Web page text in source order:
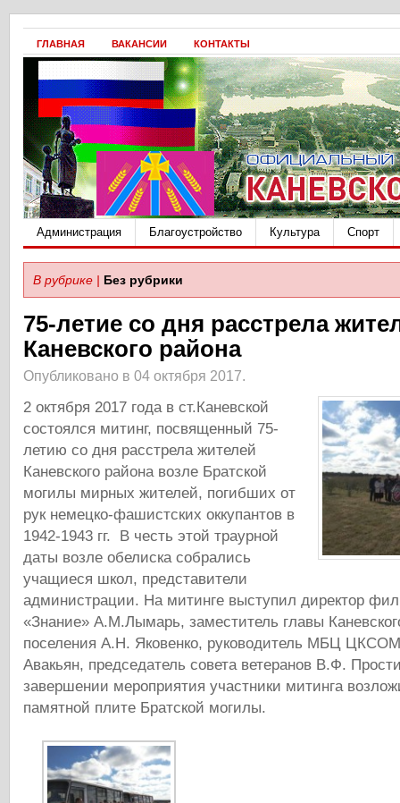
ГЛАВНАЯ ВАКАНСИИ КОНТАКТЫ
Администрация Благоустройство Культура Спорт
В рубрике | Без рубрики
75-летие со дня расстрела
Каневского района
Опубликовано в 04 октября 2017.
2 октября 2017 года в ст.Каневской
состоялся митинг, посвященный 75-
летию со дня расстрела жителей
Каневского района возле Братской
могилы мирных жителей, погибших от
рук немецко-фашистских оккупантов в
1942-1943 гг. В честь этой траурной
даты возле обелиска собрались
учащиеся школ, представители
администрации. На митинге выступил директор
«Знание» А.М.Лымарь, заместитель главы
поселения А.Н. Яковенко, руководитель МБЦ
Авакьян, председатель совета ветеранов В.Ф.
завершении мероприятия участники митинга
памятной плите Братской могилы.